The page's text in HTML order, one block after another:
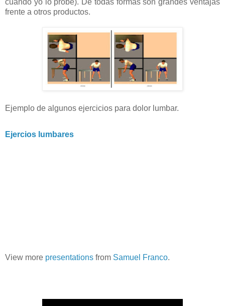
cuando yo lo probé). De todas formas son grandes ventajas
frente a otros productos.
Ejemplo de algunos ejercicios para dolor lumbar.
Ejercios lumbares
View more presentations from Samuel Franco.